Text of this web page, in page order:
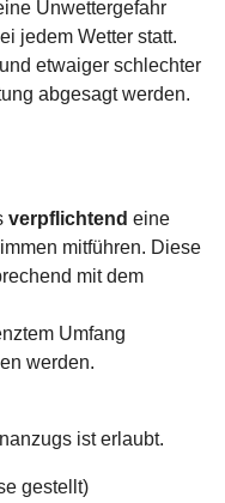
Unwettergefahr
jedem Wetter statt.
etwaiger schlechter
abgesagt werden.
verpflichtend eine
mitführen. Diese
mit dem
Umfang
werden.
ist erlaubt.
gestellt)